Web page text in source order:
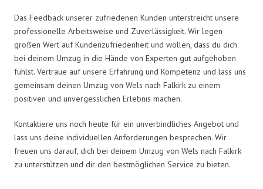
Das Feedback unserer zufriedenen Kunden unterstreicht unsere
professionelle Arbeitsweise und Zuverlässigkeit. Wir legen
großen Wert auf Kundenzufriedenheit und wollen, dass du dich
bei deinem Umzug in die Hände von Experten gut aufgehoben
fühlst. Vertraue auf unsere Erfahrung und Kompetenz und lass uns
gemeinsam deinen Umzug von Wels nach Falkirk zu einem
positiven und unvergesslichen Erlebnis machen.
Kontaktiere uns noch heute für ein unverbindliches Angebot und
lass uns deine individuellen Anforderungen besprechen. Wir
freuen uns darauf, dich bei deinem Umzug von Wels nach Falkirk
zu unterstützen und dir den bestmöglichen Service zu bieten.